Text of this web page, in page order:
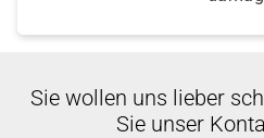
Sie wollen uns lieber
Sie unser